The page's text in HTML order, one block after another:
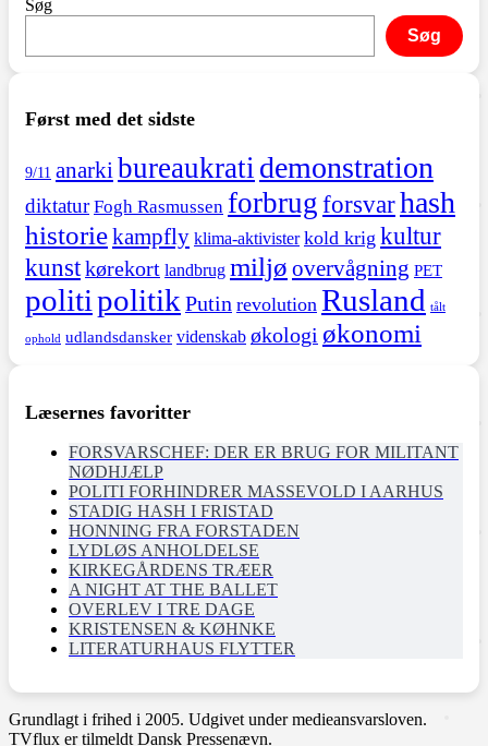
Søg
Søg
Først med det sidste
9/11 anarki bureaukrati demonstration
diktatur Fogh Rasmussen forbrugforsvarhash
historiekampfly klima-aktivister kold krig kultur
kunstkørekort landbrug miljø overvågning PET
politipolitik Putin revolution Rusland tålt
ophold udlandsdansker videnskab økologi økonomi
Læsernes favoritter
FORSVARSCHEF: DER ER BRUG FOR MILITANT
NØDHJÆLP
POLITI FORHINDRER MASSEVOLD I AARHUS
STADIG HASH I FRISTAD
HONNING FRA FORSTADEN
LYDLØS ANHOLDELSE
KIRKEGÅRDENS TRÆER
A NIGHT AT THE BALLET
OVERLEV I TRE DAGE
KRISTENSEN & KØHNKE
LITERATURHAUS FLYTTER
Grundlagt i frihed i 2005. Udgivet under medieansvarsloven.
TVflux er tilmeldt Dansk Pressenævn.